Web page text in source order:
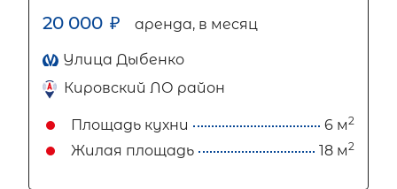
20 000 ₽ аренда, в месяц
Улица Дыбенко
Кировский ЛО район
Площадь кухни 6 м2
Жилая площадь 18 м2